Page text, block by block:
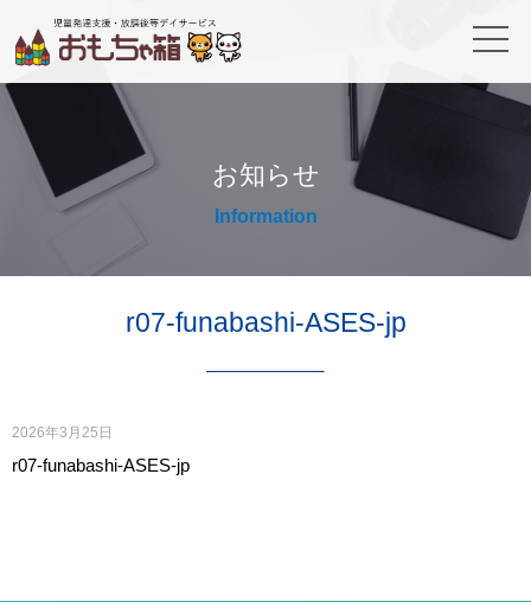
お知らせ
Information
r07-funabashi-ASES-jp
2026年3月25日
r07-funabashi-ASES-jp